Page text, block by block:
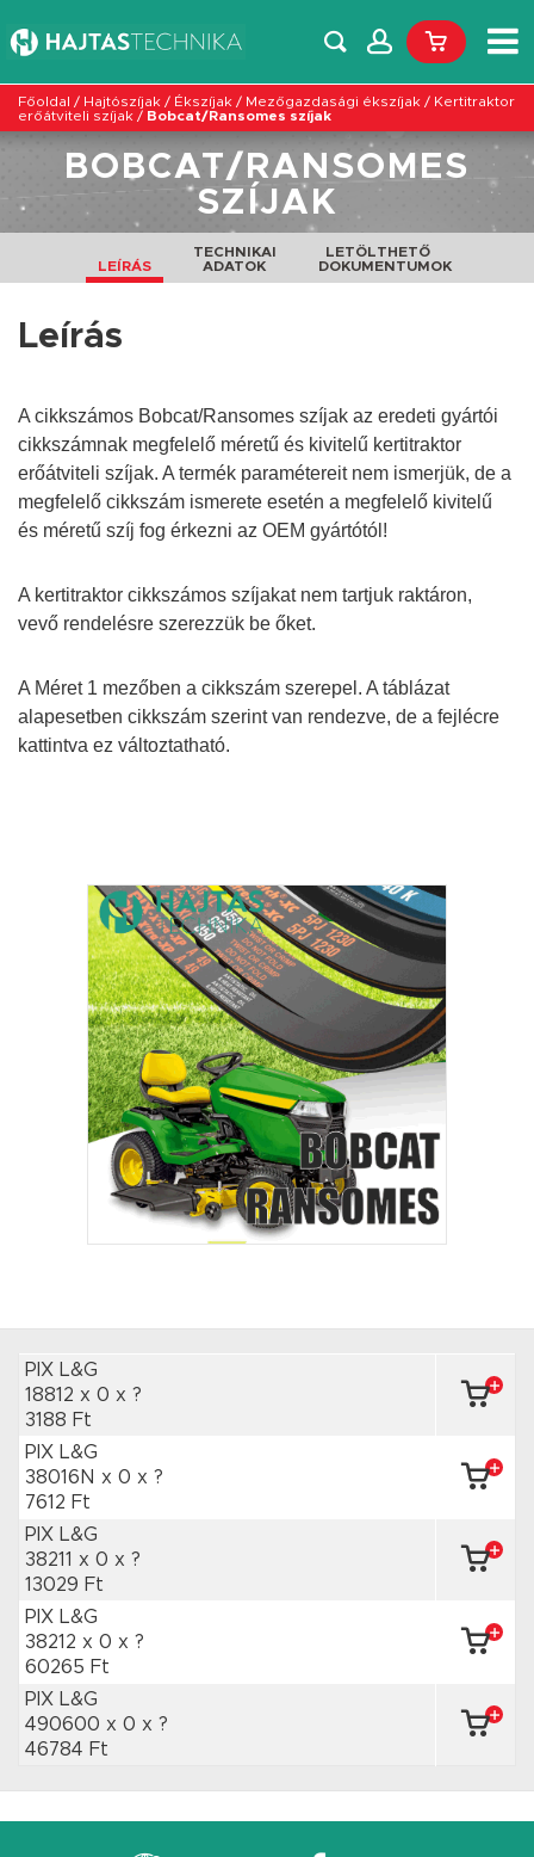
Főoldal / Hajtószíjak / Ékszíjak / Mezőgazdasági ékszíjak / Kertitraktor
erőátviteli szíjak / Bobcat/Ransomes szíjak
BOBCAT/RANSOMES
SZÍJAK
LEÍRÁS
TECHNIKAI
ADATOK
LETÖLTHETŐ
DOKUMENTUMOK
Leírás
A cikkszámos Bobcat/Ransomes szíjak az eredeti gyártói
cikkszámnak megfelelő méretű és kivitelű kertitraktor
erőátviteli szíjak. A termék paramétereit nem ismerjük, de a
megfelelő cikkszám ismerete esetén a megfelelő kivitelű
és méretű szíj fog érkezni az OEM gyártótól!
A kertitraktor cikkszámos szíjakat nem tartjuk raktáron,
vevő rendelésre szerezzük be őket.
A Méret 1 mezőben a cikkszám szerepel. A táblázat
alapesetben cikkszám szerint van rendezve, de a fejlécre
kattintva ez változtatható.
PIX L&G
18812 x 0 x ?
3188 Ft
PIX L&G
38016N x 0 x ?
7612 Ft
PIX L&G
38211 x 0 x ?
13029 Ft
PIX L&G
38212 x 0 x ?
60265 Ft
PIX L&G
490600 x 0 x ?
46784 Ft